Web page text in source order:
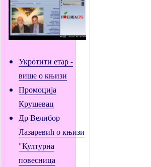
Укротити етар -
више о књизи
Промоција
Крушевац
Др Велибор
Лазаревић о књизи
"Културна
повесница